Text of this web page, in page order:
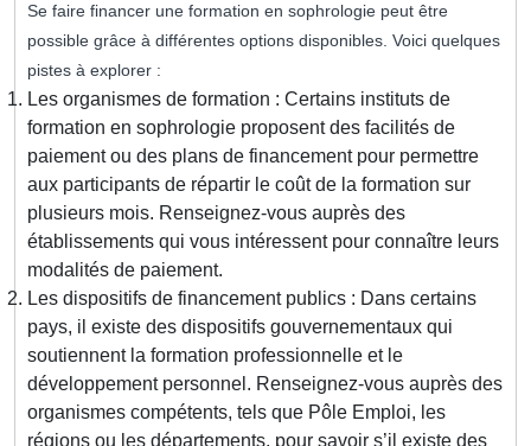
Se faire financer une formation en sophrologie peut être
possible grâce à différentes options disponibles. Voici quelques
pistes à explorer :
Les organismes de formation : Certains instituts de
formation en sophrologie proposent des facilités de
paiement ou des plans de financement pour permettre
aux participants de répartir le coût de la formation sur
plusieurs mois. Renseignez-vous auprès des
établissements qui vous intéressent pour connaître leurs
modalités de paiement.
Les dispositifs de financement publics : Dans certains
pays, il existe des dispositifs gouvernementaux qui
soutiennent la formation professionnelle et le
développement personnel. Renseignez-vous auprès des
organismes compétents, tels que Pôle Emploi, les
régions ou les départements, pour savoir s’il existe des